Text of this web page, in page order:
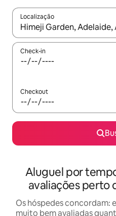
Localização
Quando os resultados
Check-in
Checkout
Aluguel por
avaliações perto
Os hóspedes concordam:
muito bem avaliadas